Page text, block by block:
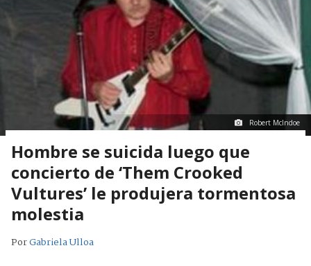
Robert McIndoe
Hombre se suicida luego que
concierto de ‘Them Crooked
Vultures’ le produjera tormentosa
molestia
PorGabriela Ulloa